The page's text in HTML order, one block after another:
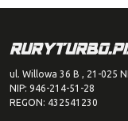
ul. Willowa 36 B , 21-025
NIP: 946-214-51-28
REGON: 432541230